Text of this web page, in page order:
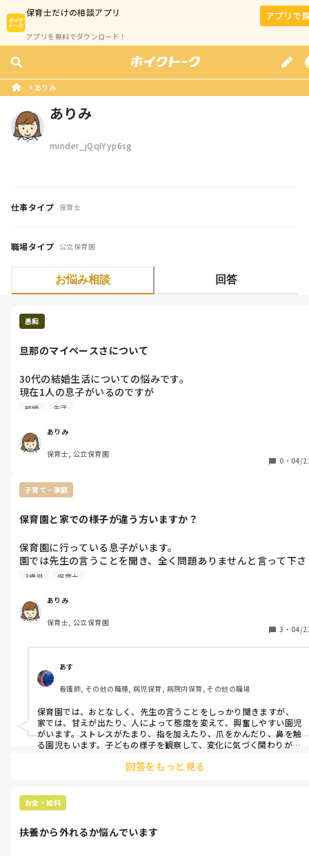
保育士だけの相談アプリ
アプリを無料でダウンロード！
アプリで
ありみ
ありみ
minder_jQqIYyp6sg
仕事タイプ 保育士
職場タイプ 公立保育園
お悩み相談 回答
愚痴
旦那のマイペースさについて
30代の結婚生活についての悩みです。
現在1人の息子がいるのですが
主人に色々求めすぎて毎日イライラしています。
出かける時も自分の用意のことだけを考えて起きて身支度をして
います。こっちがイライラしていると向こうもイライラして悪循
環なんです。
結婚 生活
ありみ
保育士, 公立保育園
0 ・ 04/
子育て・家庭
保育園と家での様子が違う方いますか？
保育園に行っている息子がいます。
園では先生の言うことを聞き、全く問題ありませんと言って下さ
っていて助かっているのですが
す。主人が帰ってくると急に言うことを聞かなくなって手に追え
なくなります。
保育園と私の前ではお利口なので助かるのですが、私と2人でい
る時にストレスをためていないか、ワガママ言うのを我慢してい
るのか心配です…
3歳児 保育士
ありみ
保育士, 公立保育園
3 ・ 04/
あす
看護師, その他の職種, 病児保育, 病院内保育, その他の職場
保育園では、おとなしく、先生の言うことをしっかり聞きますが、
家では、甘えが出たり、人によって態度を変えて、興奮しやすい園児
がいます。ストレスがたまり、指を加えたり、爪をかんだり、鼻を触
る園児もいます。子どもの様子を観察して、変化に気づく関わりが大
回答をもっと見る
お金・給料
扶養から外れるか悩んでいます